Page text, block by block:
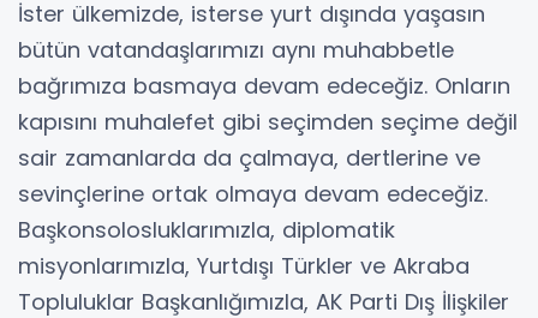
İster ülkemizde, isterse yurt dışında yaşasın
bütün vatandaşlarımızı aynı muhabbetle
bağrımıza basmaya devam edeceğiz. Onların
kapısını muhalefet gibi seçimden seçime değil
sair zamanlarda da çalmaya, dertlerine ve
sevinçlerine ortak olmaya devam edeceğiz.
Başkonsolosluklarımızla, diplomatik
misyonlarımızla, Yurtdışı Türkler ve Akraba
Topluluklar Başkanlığımızla, AK Parti Dış İlişkiler